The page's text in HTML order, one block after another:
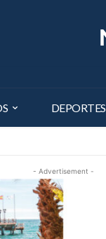
DEPORTES
- Advertisement -